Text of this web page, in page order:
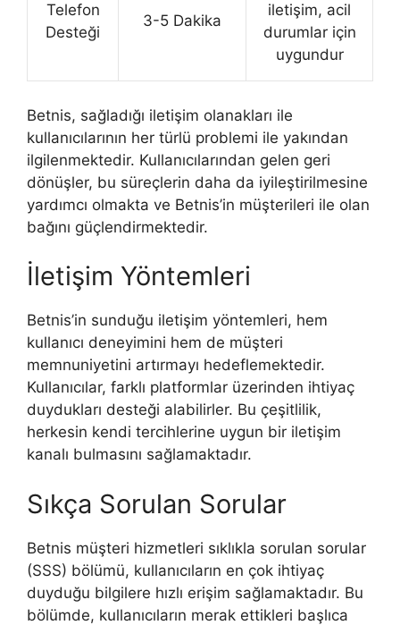
Telefon
Desteği
3-5 Dakika
iletişim, acil
durumlar için
uygundur
Betnis, sağladığı iletişim olanakları ile
kullanıcılarının her türlü problemi ile yakından
ilgilenmektedir. Kullanıcılarından gelen geri
dönüşler, bu süreçlerin daha da iyileştirilmesine
yardımcı olmakta ve Betnis’in müşterileri ile olan
bağını güçlendirmektedir.
İletişim Yöntemleri
Betnis’in sunduğu iletişim yöntemleri, hem
kullanıcı deneyimini hem de müşteri
memnuniyetini artırmayı hedeflemektedir.
Kullanıcılar, farklı platformlar üzerinden ihtiyaç
duydukları desteği alabilirler. Bu çeşitlilik,
herkesin kendi tercihlerine uygun bir iletişim
kanalı bulmasını sağlamaktadır.
Sıkça Sorulan Sorular
Betnis müşteri hizmetleri sıklıkla sorulan sorular
(SSS) bölümü, kullanıcıların en çok ihtiyaç
duyduğu bilgilere hızlı erişim sağlamaktadır. Bu
bölümde, kullanıcıların merak ettikleri başlıca